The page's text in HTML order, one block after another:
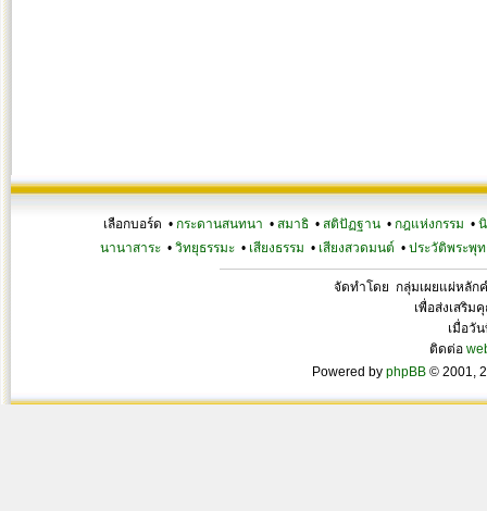
เลือกบอร์ด • กระดานสนทนา • สมาธิ • สติปัฏฐาน • กฎแห่งกรรม •
นานาสาระ• วิทยุธรรมะ• เสียงธรรม • เสียงสวดมนต์ • ประวัติพระพุท
จัดทำโดย กลุ่มเผยแผ่หลัก
เพื่อส่งเสริม
เมื่อวั
ติดต่อ
Powered by phpBB © 2001,